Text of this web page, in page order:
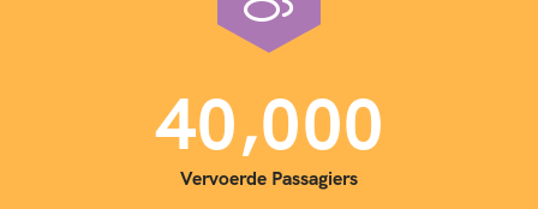
40,000
Vervoerde Passagiers